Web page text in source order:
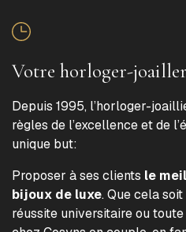
Votre horloger-
Depuis 1995, l’horloger-
règles de l’excellence et de
unique but:
Proposer à ses clients le
bijoux de luxe. Que cela
réussite universitaire ou